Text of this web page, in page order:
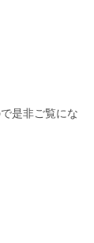
是非ご覧にな